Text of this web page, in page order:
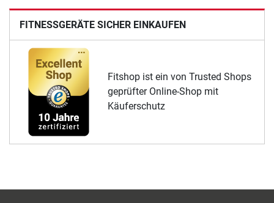
FITNESSGERÄTE SICHER EINKAUFEN
Fitshop ist ein von Trusted Shops
geprüfter Online-Shop mit
Käuferschutz